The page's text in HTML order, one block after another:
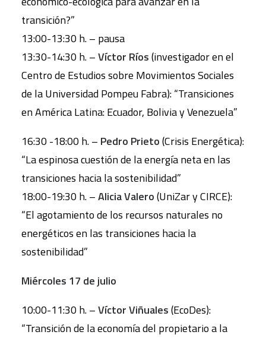
transición?”
13:00-13:30 h. – pausa
13:30-14:30 h. –Víctor Ríos(investigador en el
Centro de Estudios sobre Movimientos Sociales
de la Universidad Pompeu Fabra): “Transiciones
en América Latina: Ecuador, Bolivia y Venezuela”
16:30 -18:00 h. – Pedro Prieto(Crisis Energética):
“La espinosa cuestión de la energía neta en las
transiciones hacia la sostenibilidad”
18:00-19:30 h. –Alicia Valero(UniZar y CIRCE):
“El agotamiento de los recursos naturales no
energéticos en las transiciones hacia la
sostenibilidad”
Miércoles 17 de julio
10:00-11:30 h. –Víctor Viñuales(EcoDes):
“Transición de la economía del propietario a la